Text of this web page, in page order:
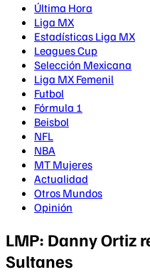
Última Hora
Liga MX
Estadísticas Liga MX
Leagues Cup
Selección Mexicana
Liga MX Femenil
Futbol
Fórmula 1
Beisbol
NFL
NBA
MT Mujeres
Actualidad
Otros Mundos
Opinión
LMP: Danny Ortiz
Sultanes